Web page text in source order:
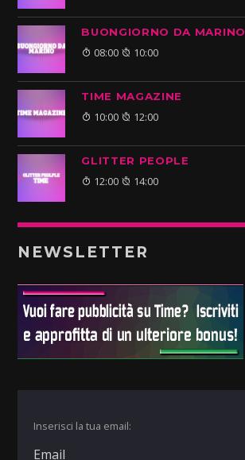
BUONGIORNO DA MARINO
08:00 10:00
TIME MAGAZINE
10:00 12:00
GLITTER PEOPLE
12:00 14:00
NEWSLETTER
Inserisci la tua email: